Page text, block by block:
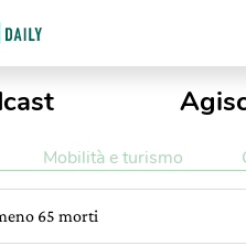
Mobilità e turismo
65 morti